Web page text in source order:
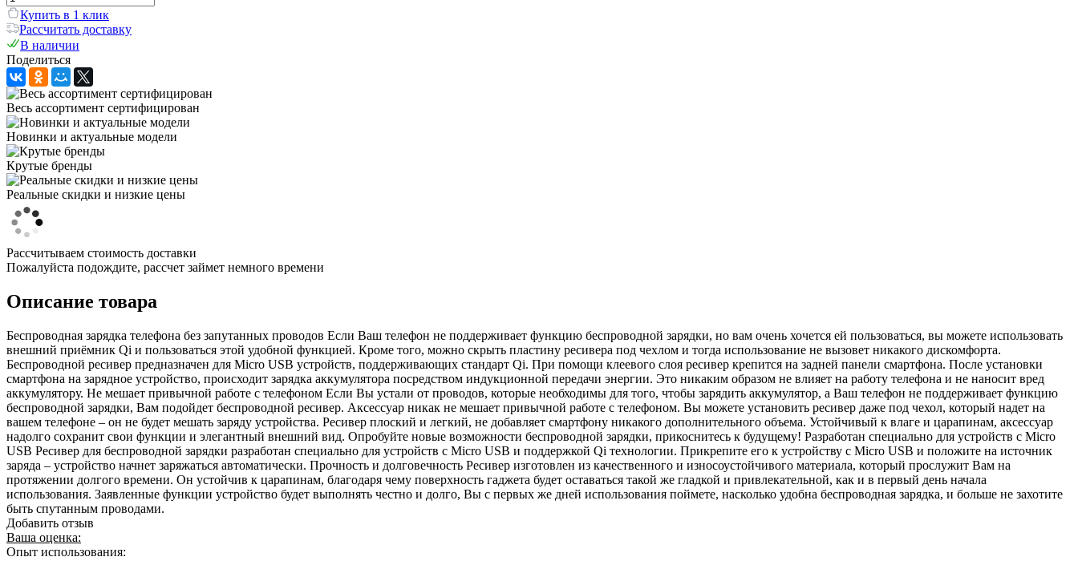
Купить в 1 клик
Рассчитать доставку
В наличии
Поделиться
Весь ассортимент сертифицирован
Новинки и актуальные модели
Крутые бренды
Реальные скидки и низкие цены
Рассчитываем стоимость доставки
Пожалуйста подождите, рассчет займет немного времени
Описание товара
Беспроводная зарядка телефона без запутанных проводов Если Ваш телефон не поддерживает функцию беспроводной зарядки, но вам очень хочется ей пользоваться, вы можете использовать
внешний приёмник Qi и пользоваться этой удобной функцией. Кроме того, можно скрыть пластину ресивера под чехлом и тогда использование не вызовет никакого дискомфорта.
Беспроводной ресивер предназначен для Micro USB устройств, поддерживающих стандарт Qi. При помощи клеевого слоя ресивер крепится на задней панели смартфона. После установки
смартфона на зарядное устройство, происходит зарядка аккумулятора посредством индукционной передачи энергии. Это никаким образом не влияет на работу телефона и не наносит вред
аккумулятору. Не мешает привычной работе с телефоном Если Вы устали от проводов, которые необходимы для того, чтобы зарядить аккумулятор, а Ваш телефон не поддерживает функцию
беспроводной зарядки, Вам подойдет беспроводной ресивер. Аксессуар никак не мешает привычной работе с телефоном. Вы можете установить ресивер даже под чехол, который надет на
вашем телефоне – он не будет мешать заряду устройства. Ресивер плоский и легкий, не добавляет смартфону никакого дополнительного объема. Устойчивый к влаге и царапинам, аксессуар
надолго сохранит свои функции и элегантный внешний вид. Опробуйте новые возможности беспроводной зарядки, прикоснитесь к будущему! Разработан специально для устройств с Micro
USB Ресивер для беспроводной зарядки разработан специально для устройств с Micro USB и поддержкой Qi технологии. Прикрепите его к устройству с Micro USB и положите на источник
заряда – устройство начнет заряжаться автоматически. Прочность и долговечность Ресивер изготовлен из качественного и износоустойчивого материала, который прослужит Вам на
протяжении долгого времени. Он устойчив к царапинам, благодаря чему поверхность гаджета будет оставаться такой же гладкой и привлекательной, как и в первый день начала
использования. Заявленные функции устройство будет выполнять честно и долго, Вы с первых же дней использования поймете, насколько удобна беспроводная зарядка, и больше не захотите
быть спутанным проводами.
Добавить отзыв
Ваша оценка:
Опыт использования: